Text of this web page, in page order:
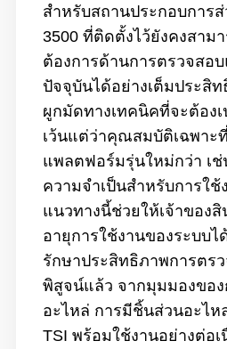
สำหรับสถานประกอบการ
3500 ที่ติดตั้งไว้ยังคงสาม
ต้องการด้านการตรวจสอ
ปัจจุบันได้อย่างเต็มประสิ
ผูกมัดทางเทคนิคที่จะต้อง
เว้นแต่ว่าคุณสมบัติเฉพาะ
แพลตฟอร์มรุ่นใหม่กว่า เช่
ความจำเป็นสำหรับการใช้
แนวทางนี้ช่วยให้เจ้าของ
อายุการใช้งานของระบบ
รักษาประสิทธิภาพการตร
พิสูจน์แล้ว จากมุมมองขอ
อะไหล่ การมีชิ้นส่วนอะไห
TSI พร้อมใช้งานอย่างต่อ